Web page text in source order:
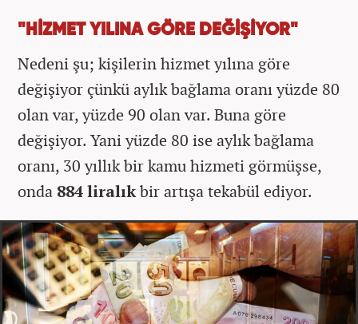
"HİZMET YILINA GÖRE DEĞİŞİYOR"
Nedeni şu; kişilerin hizmet yılına göre
değişiyor çünkü aylık bağlama oranı yüzde 80
olan var, yüzde 90 olan var. Buna göre
değişiyor. Yani yüzde 80 ise aylık bağlama
oranı, 30 yıllık bir kamu hizmeti görmüşse,
onda 884 liralıkbir artışa tekabül ediyor.